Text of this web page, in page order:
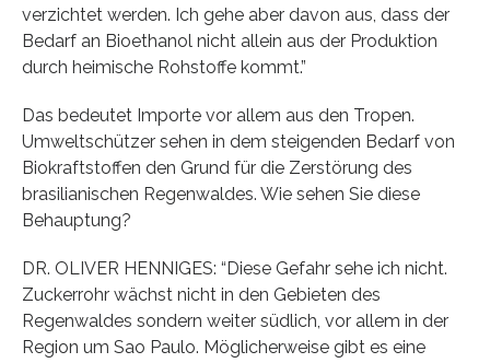
verzichtet werden. Ich gehe aber davon aus, dass der
Bedarf an Bioethanol nicht allein aus der Produktion
durch heimische Rohstoffe kommt.”
Das bedeutet Importe vor allem aus den Tropen.
Umweltschützer sehen in dem steigenden Bedarf von
Biokraftstoffen den Grund für die Zerstörung des
brasilianischen Regenwaldes. Wie sehen Sie diese
Behauptung?
DR. OLIVER HENNIGES: “Diese Gefahr sehe ich nicht.
Zuckerrohr wächst nicht in den Gebieten des
Regenwaldes sondern weiter südlich, vor allem in der
Region um Sao Paulo. Möglicherweise gibt es eine